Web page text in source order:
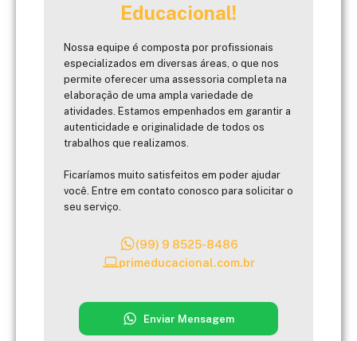
Educacional!
Nossa equipe é composta por profissionais
especializados em diversas áreas, o que nos
permite oferecer uma assessoria completa na
elaboração de uma ampla variedade de
atividades. Estamos empenhados em garantir a
autenticidade e originalidade de todos os
trabalhos que realizamos.
Ficaríamos muito satisfeitos em poder ajudar
você. Entre em contato conosco para solicitar o
seu serviço.
(99) 9 8525-8486
primeducacional.com.br
Enviar Mensagem